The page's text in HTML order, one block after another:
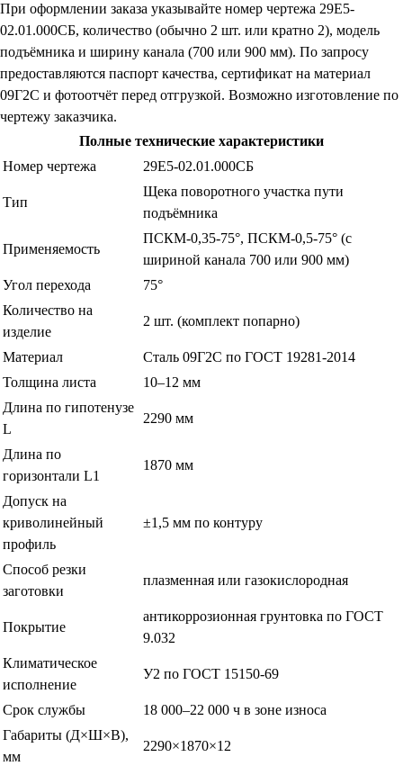
При оформлении заказа указывайте номер чертежа 29Е5-
02.01.000СБ, количество (обычно 2 шт. или кратно 2), модель
подъёмника и ширину канала (700 или 900 мм). По запросу
предоставляются паспорт качества, сертификат на материал
09Г2С и фотоотчёт перед отгрузкой. Возможно изготовление по
чертежу заказчика.
Полные технические характеристики
Номер чертежа
29Е5-02.01.000СБ
Тип
Щека поворотного участка пути
подъёмника
Применяемость
ПСКМ-0,35-75°, ПСКМ-0,5-75° (с
шириной канала 700 или 900 мм)
Угол перехода
75°
Количество на
изделие
2 шт. (комплект попарно)
Материал
Сталь 09Г2С по ГОСТ 19281-2014
Толщина листа
10–12 мм
Длина по гипотенузе
L
2290 мм
Длина по
горизонтали L1
1870 мм
Допуск на
криволинейный
профиль
±1,5 мм по контуру
Способ резки
заготовки
плазменная или газокислородная
Покрытие
антикоррозионная грунтовка по ГОСТ
9.032
Климатическое
исполнение
У2 по ГОСТ 15150-69
Срок службы
18 000–22 000 ч в зоне износа
Габариты (Д×Ш×В),
мм
2290×1870×12